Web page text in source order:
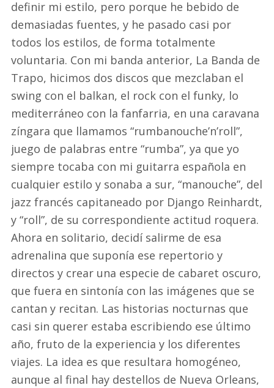
definir mi estilo, pero porque he bebido de
demasiadas fuentes, y he pasado casi por
todos los estilos, de forma totalmente
voluntaria. Con mi banda anterior, La Banda de
Trapo, hicimos dos discos que mezclaban el
swing con el balkan, el rock con el funky, lo
mediterráneo con la fanfarria, en una caravana
zíngara que llamamos “rumbanouche’n’roll”,
juego de palabras entre “rumba”, ya que yo
siempre tocaba con mi guitarra española en
cualquier estilo y sonaba a sur, “manouche”, del
jazz francés capitaneado por Django Reinhardt,
y “roll”, de su correspondiente actitud roquera.
Ahora en solitario, decidí salirme de esa
adrenalina que suponía ese repertorio y
directos y crear una especie de cabaret oscuro,
que fuera en sintonía con las imágenes que se
cantan y recitan. Las historias nocturnas que
casi sin querer estaba escribiendo ese último
año, fruto de la experiencia y los diferentes
viajes. La idea es que resultara homogéneo,
aunque al final hay destellos de Nueva Orleans,